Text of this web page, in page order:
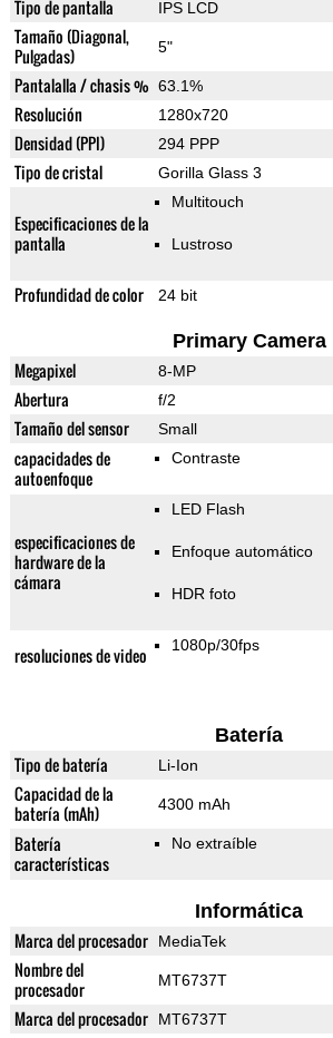
Tipo de pantalla IPS LCD
Tamaño (Diagonal,
Pulgadas)
5"
Pantalalla / chasis % 63.1%
Resolución 1280x720
Densidad (PPI) 294 PPP
Tipo de cristal Gorilla Glass 3
Especificaciones de la
pantalla
Multitouch
Lustroso
Profundidad de color 24 bit
Primary Camera
Megapixel 8-MP
Abertura f/2
Tamaño del sensor Small
capacidades de
autoenfoque
Contraste
especificaciones de
hardware de la
cámara
LED Flash
Enfoque automático
HDR foto
resoluciones de video 1080p/30fps
Batería
Tipo de batería Li-Ion
Capacidad de la
batería (mAh)
4300 mAh
Batería
características
No extraíble
Informática
Marca del procesador MediaTek
Nombre del
procesador
MT6737T
Marca del procesador MT6737T